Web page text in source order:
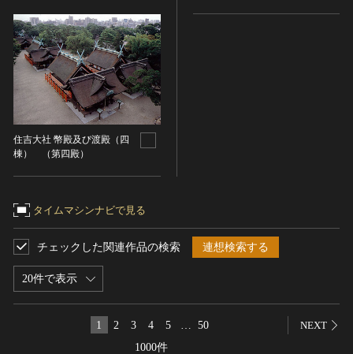
住吉大社 幣殿及び渡殿（四
棟） （第四殿）
タイムマシンナビで見る
20件で表示
チェックした関連作品の検索 連想検索する
1000件
1 2 3 4 5 50 NEXT
集落跡
その他
名勝
庭園
渓谷・渓流
海浜
山岳
天然記念物
動物
植物
地質鉱物
天然保護区域
文化的景観
伝統的建造物群